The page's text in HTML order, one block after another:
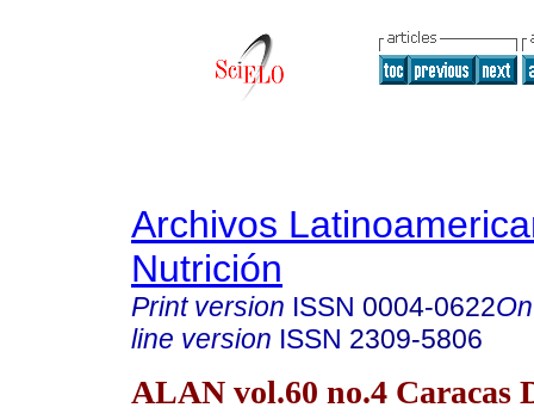
Archivos
Nutrición
Print version ISSN 0004-0622
line version ISSN 2309-5806
ALAN vol.60 no.4 Caracas